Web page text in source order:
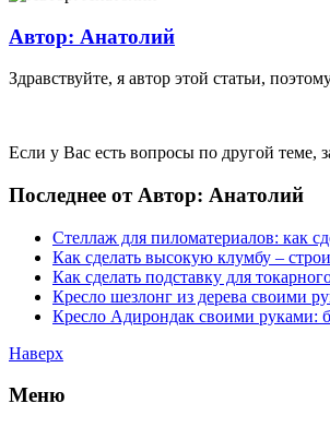
Автор: Анатолий
Здравствуйте, я автор этой статьи,
Если у Вас есть вопросы по другой теме,
Последнее от Автор: Анатолий
Стеллаж для пиломатериалов: как
Как сделать высокую клумбу –
Как сделать подставку для
Кресло шезлонг из дерева своими
Кресло Адирондак своими руками:
Наверх
Меню